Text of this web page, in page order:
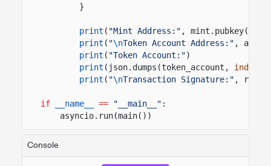
}
print ( "Mint Address:" , mint.pubkey())
print ( "\nToken Account Address:" ,
print ( "Token Account:")
print (json.dumps(token_account, indent
print ( "\nTransaction Signature:" ,
if __name__ == "__main__" :
asyncio.run(main())
Console